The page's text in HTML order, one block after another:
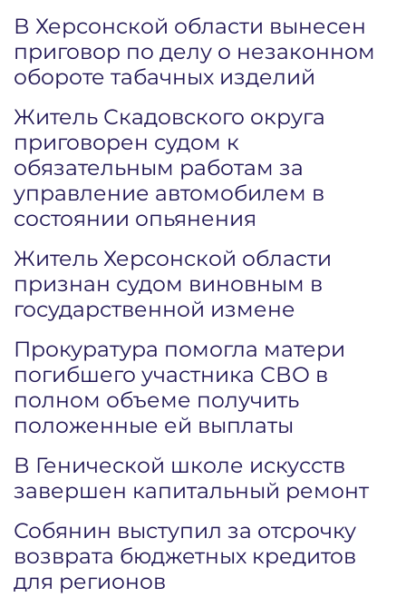
В Херсонской области вынесен
приговор по делу о незаконном
обороте табачных изделий
Житель Скадовского округа
приговорен судом к
обязательным работам за
управление автомобилем в
состоянии опьянения
Житель Херсонской области
признан судом виновным в
государственной измене
Прокуратура помогла матери
погибшего участника СВО в
полном объеме получить
положенные ей выплаты
В Генической школе искусств
завершен капитальный ремонт
Собянин выступил за отсрочку
возврата бюджетных кредитов
для регионов